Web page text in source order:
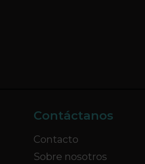
Contáctanos
Contacto
Sobre nosotros